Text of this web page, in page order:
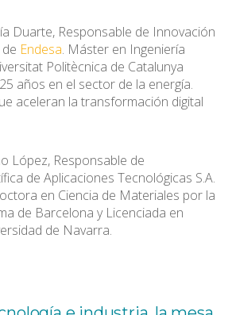
Duarte, Responsable de Innovación
Endesa. Máster en Ingeniería
Politècnica de Catalunya
años en el sector de la energía.
aceleran la transformación digital
López, Responsable de
de Aplicaciones Tecnológicas S.A.
en Ciencia de Materiales por la
de Barcelona y Licenciada en
de Navarra.